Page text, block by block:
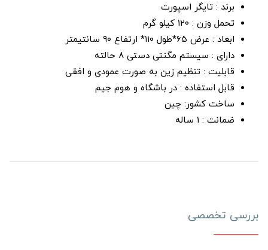
برند : تایگر اسپورت
تحمل وزن : 120 کیلو گرم
ابعاد : عرض ۶۵*طول ۱۱۰* ارتفاع ۹۰ سانتیمتر
دارای : سیستم مگنتی دستی 8 حالته
قابلیت : تنظیم زین به صورت عمودی و افقی
قابل استفاده : در باشگاه و هوم جیم
ساخت کشور: چین
ضمانت : 1 ساله
بررسی تخصصی